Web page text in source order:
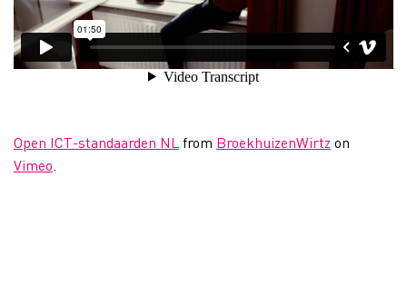
Open ICT-standaarden NL from BroekhuizenWirtz on
Vimeo